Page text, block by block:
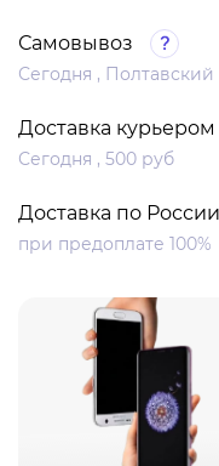
Самовывоз
Сегодня ,
Доставка
Сегодня , 500 руб
Доставка по
при предоплате 100%